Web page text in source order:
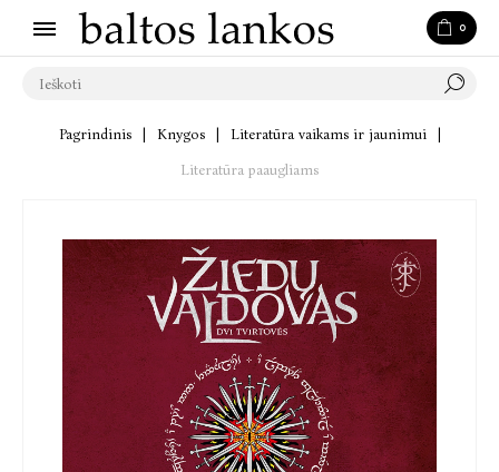
0
Pagrindinis Knygos Literatūra vaikams ir jaunimui
Literatūra paaugliams